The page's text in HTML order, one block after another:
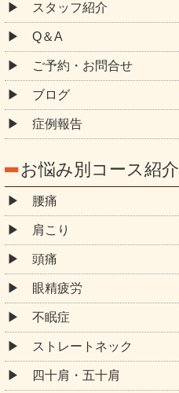
スタッフ紹介
Q＆A
ご予約・お問合せ
ブログ
症例報告
お悩み別コース紹介
腰痛
肩こり
頭痛
眼精疲労
不眠症
ストレートネック
四十肩・五十肩